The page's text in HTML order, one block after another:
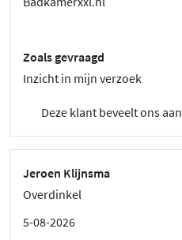
Zoals gevraagd
Inzicht in mijn verzoek
Deze klant beveelt ons aan
Jeroen Klijnsma
Overdinkel
5-08-2026